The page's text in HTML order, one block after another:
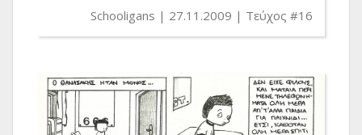
Schooligans
27.11.2009 Τεύχος #16